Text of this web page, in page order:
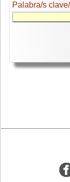
Palabra/s